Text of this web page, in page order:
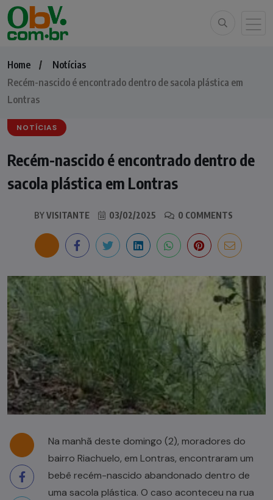
Home
Notícias
Recém-nascido é encontrado dentro de sacola plástica em
Lontras
NOTÍCIAS
Recém-nascido é encontrado dentro de
sacola plástica em Lontras
BYVISITANTE 03/02/2025 0 COMMENTS
Na manhã deste domingo (2), moradores do
bairro Riachuelo, em Lontras, encontraram um
bebê recém-nascido abandonado dentro de
uma sacola plástica. O caso aconteceu na rua